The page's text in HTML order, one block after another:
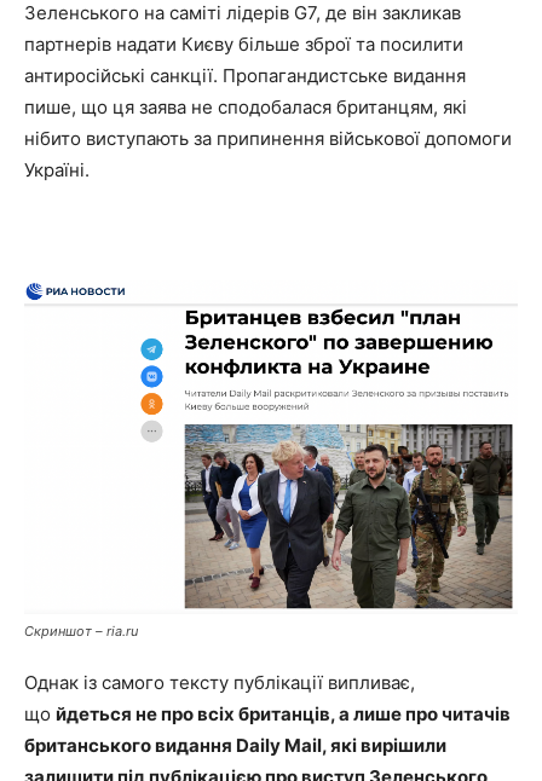
Зеленського на саміті лідерів G7, де він закликав
партнерів надати Києву більше зброї та посилити
антиросійські санкції. Пропагандистське видання
пише, що ця заява не сподобалася британцям, які
нібито виступають за припинення військової допомоги
Україні.
Скриншот – ria.ru
Однак із самого тексту публікації випливає,
що йдеться не про всіх британців, а лише про читачів
британського видання Daily Mail, які вирішили